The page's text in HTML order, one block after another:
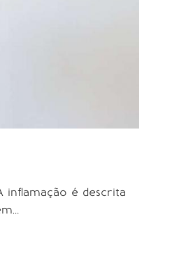
inflamação é descrita